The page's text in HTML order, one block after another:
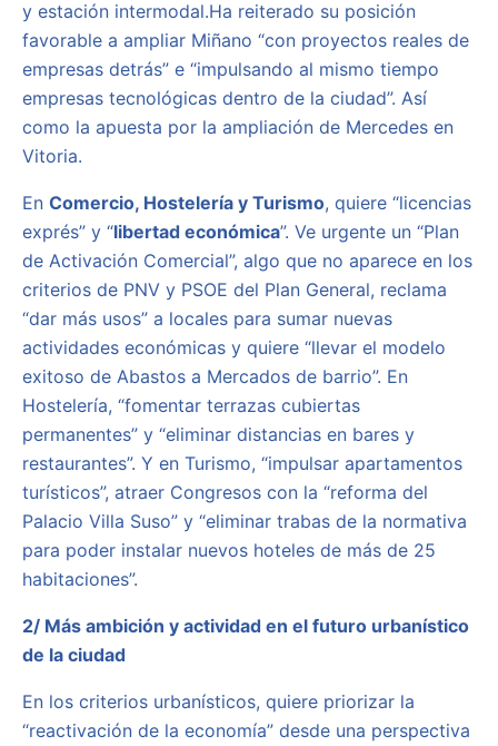
y estación intermodal.Ha reiterado su posición
favorable a ampliar Miñano “con proyectos reales de
empresas detrás” e “impulsando al mismo tiempo
empresas tecnológicas dentro de la ciudad”. Así
como la apuesta por la ampliación de Mercedes en
Vitoria.
En Comercio, Hostelería y Turismo, quiere “licencias
exprés” y “libertad económica”. Ve urgente un “Plan
de Activación Comercial”, algo que no aparece en los
criterios de PNV y PSOE del Plan General, reclama
“dar más usos” a locales para sumar nuevas
actividades económicas y quiere “llevar el modelo
exitoso de Abastos a Mercados de barrio”. En
Hostelería, “fomentar terrazas cubiertas
permanentes” y “eliminar distancias en bares y
restaurantes”. Y en Turismo, “impulsar apartamentos
turísticos”, atraer Congresos con la “reforma del
Palacio Villa Suso” y “eliminar trabas de la normativa
para poder instalar nuevos hoteles de más de 25
habitaciones”.
2/ Más ambición y actividad en el futuro urbanístico
de la ciudad
En los criterios urbanísticos, quiere priorizar la
“reactivación de la economía” desde una perspectiva